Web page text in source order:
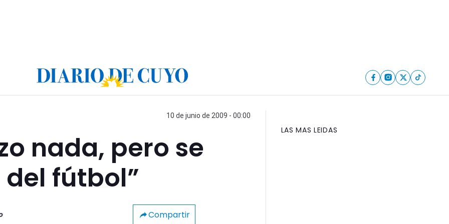
10 de junio de 2009 - 00:00
nada, pero se
fútbol”
Compartir
LAS MAS LEIDAS